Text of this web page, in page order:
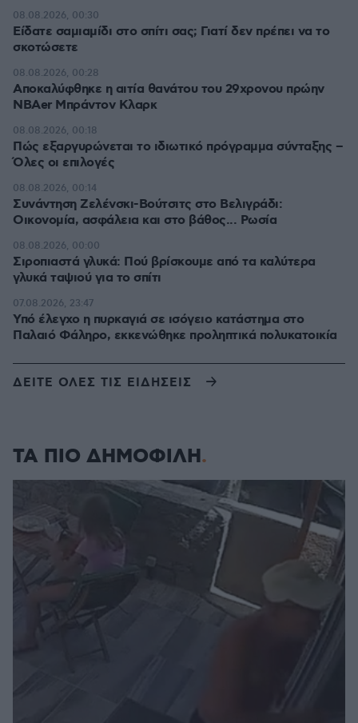
Είδατε σαμιαμίδι στο σπίτι σας; Γιατί δεν πρέπει να το
σκοτώσετε
08.08.2026, 00:30
Αποκαλύφθηκε η αιτία θανάτου του 29χρονου πρώην
NBAer Μπράντον Κλαρκ
08.08.2026, 00:28
Πώς εξαργυρώνεται το ιδιωτικό πρόγραμμα σύνταξης –
Όλες οι επιλογές
08.08.2026, 00:18
Συνάντηση Ζελένσκι-Βούτσιτς στο Βελιγράδι:
Οικονομία, ασφάλεια και στο βάθος... Ρωσία
08.08.2026, 00:14
Σιροπιαστά γλυκά: Πού βρίσκουμε από τα καλύτερα
γλυκά ταψιού για το σπίτι
08.08.2026, 00:00
Υπό έλεγχο η πυρκαγιά σε ισόγειο κατάστημα στο
Παλαιό Φάληρο, εκκενώθηκε προληπτικά πολυκατοικία
07.08.2026, 23:47
ΔΕΙΤΕ ΟΛΕΣ ΤΙΣ ΕΙΔΗΣΕΙΣ
ΤΑ ΠΙΟ ΔΗΜΟΦΙΛΗ